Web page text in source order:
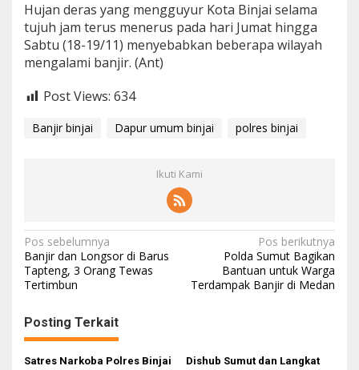
Hujan deras yang mengguyur Kota Binjai selama
tujuh jam terus menerus pada hari Jumat hingga
Sabtu (18-19/11) menyebabkan beberapa wilayah
mengalami banjir. (Ant)
Post Views: 634
Banjir binjai Dapur umum binjai polres binjai
Ikuti Kami
N
a
v
i
g
a
Pos sebelumnya
Banjir dan Longsor di Barus
Tapteng, 3 Orang Tewas
Tertimbun
Pos berikutnya
Polda Sumut Bagikan
Bantuan untuk Warga
Terdampak Banjir di Medan
Posting Terkait
Satres Narkoba Polres Binjai
Dishub Sumut dan Langkat